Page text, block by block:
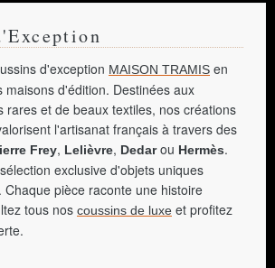
d'exception MAISON TRAMIS en
maisons d'édition. Destinées aux
rares et de beaux textiles, nos créations
l'artisanat français à travers des
Frey, Lelièvre, Dedarou Hermès.
exclusive d'objets uniques
Chaque pièce raconte une histoire
tous nos coussins de luxe et profitez